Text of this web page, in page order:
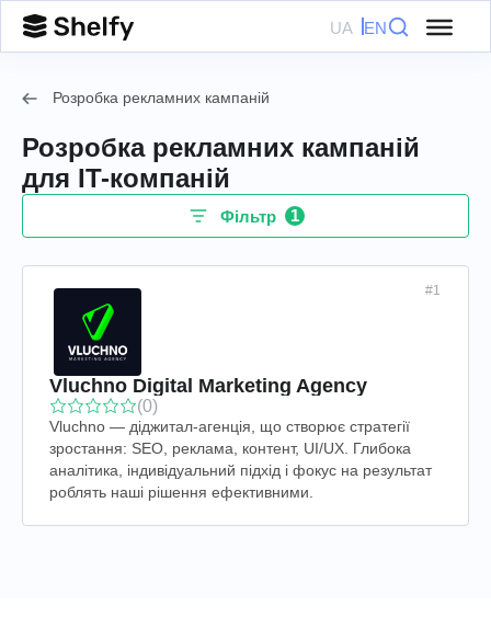
UA EN
Розробка рекламних кампаній
Розробка рекламних кампаній
для IT-компаній
Фільтр 1
Vluchno Digital Marketing Agency
(0)
Vluchno — діджитал-агенція, що створює стратегії
зростання: SEO, реклама, контент, UI/UX. Глибока
аналітика, індивідуальний підхід і фокус на результат
роблять наші рішення ефективними.
#1